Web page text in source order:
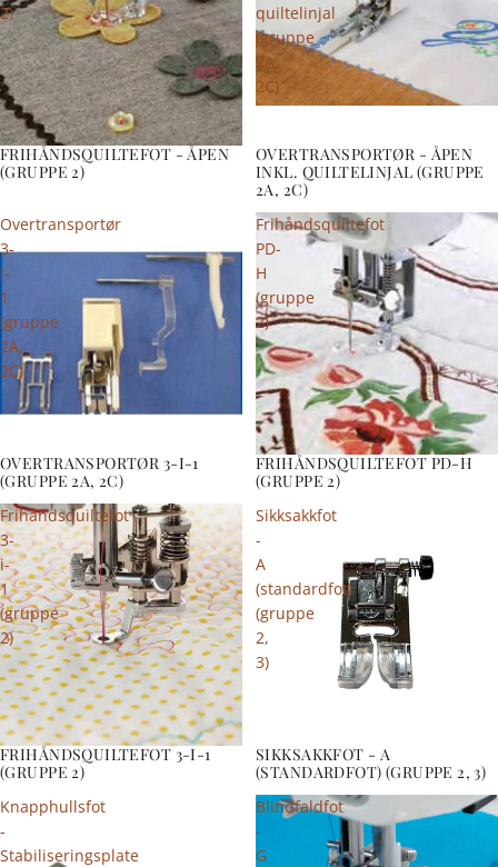
2)
FRIHÅNDSQUILTEFOT - ÅPEN
(GRUPPE 2)
quiltelinjal
(gruppe
2A,
2C)
OVERTRANSPORTØR - ÅPEN
INKL. QUILTELINJAL (GRUPPE
2A, 2C)
Overtransportør
3-
i-
1
(gruppe
2A,
2C)
OVERTRANSPORTØR 3-I-1
(GRUPPE 2A, 2C)
Frihåndsquiltefot
PD-
H
(gruppe
2)
FRIHÅNDSQUILTEFOT PD-H
(GRUPPE 2)
Frihåndsquiltefot
3-
i-
1
(gruppe
2)
FRIHÅNDSQUILTEFOT 3-I-1
(GRUPPE 2)
Sikksakkfot
-
A
(standardfot)
(gruppe
2,
3)
SIKKSAKKFOT - A
(STANDARDFOT) (GRUPPE 2, 3)
Knapphullsfot
-
Stabiliseringsplate
Blindfaldfot
-
G